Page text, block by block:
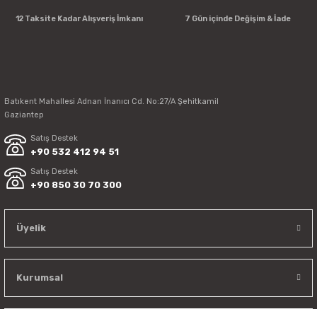
12 Taksite Kadar Alışveriş İmkanı 7 Gün içinde Değişim & İade
Batıkent Mahallesi Adnan İnanıcı Cd. No:27/A Şehitkamil
Gaziantep
Satış Destek
+90 532 412 94 51
Satış Destek
+90 850 30 70 300
Üyelik
Kurumsal